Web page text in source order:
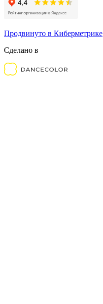
Продвинуто в Киберметрике
Сделано в